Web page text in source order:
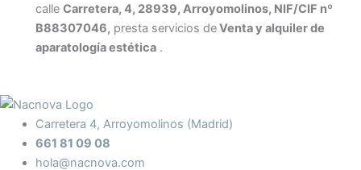
calle Carretera, 4, 28939, Arroyomolinos, NIF/CIF nº
B88307046, presta servicios deVenta y alquiler de
aparatología estética.
Carretera 4, Arroyomolinos (Madrid)
661 81 09 08
hola@nacnova.com